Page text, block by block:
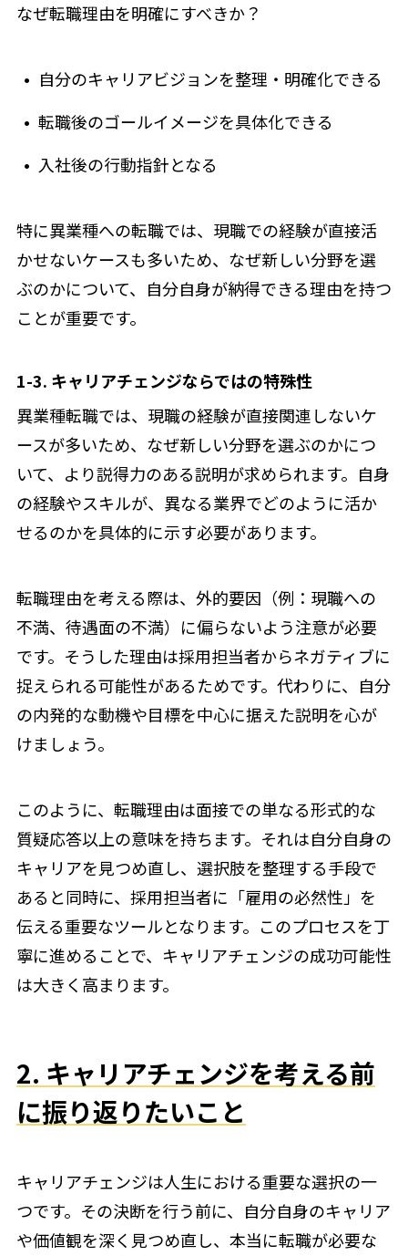
なぜ転職理由を明確にすべきか？
自分のキャリアビジョンを整理・明確化できる
転職後のゴールイメージを具体化できる
入社後の行動指針となる
特に異業種への転職では、現職での経験が直接活
かせないケースも多いため、なぜ新しい分野を選
ぶのかについて、自分自身が納得できる理由を持つ
ことが重要です。
1-3. キャリアチェンジならではの特殊性
異業種転職では、現職の経験が直接関連しないケ
ースが多いため、なぜ新しい分野を選ぶのかにつ
いて、より説得力のある説明が求められます。自身
の経験やスキルが、異なる業界でどのように活か
せるのかを具体的に示す必要があります。
転職理由を考える際は、外的要因（例：現職への
不満、待遇面の不満）に偏らないよう注意が必要
です。そうした理由は採用担当者からネガティブに
捉えられる可能性があるためです。代わりに、自分
の内発的な動機や目標を中心に据えた説明を心が
けましょう。
このように、転職理由は面接での単なる形式的な
質疑応答以上の意味を持ちます。それは自分自身の
キャリアを見つめ直し、選択肢を整理する手段で
あると同時に、採用担当者に「雇用の必然性」を
伝える重要なツールとなります。このプロセスを丁
寧に進めることで、キャリアチェンジの成功可能性
は大きく高まります。
2. キャリアチェンジを考える前
に振り返りたいこと
キャリアチェンジは人生における重要な選択の一
つです。その決断を行う前に、自分自身のキャリア
や価値観を深く見つめ直し、本当に転職が必要な